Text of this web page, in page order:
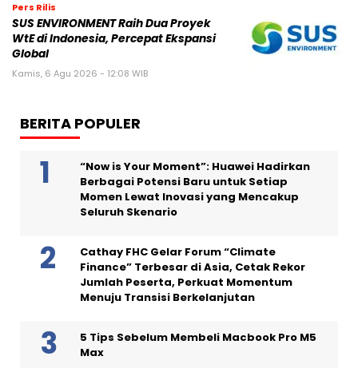
Pers Rilis
SUS ENVIRONMENT Raih Dua Proyek
WtE di Indonesia, Percepat Ekspansi
Global
Kamis, 6 Agu 2026 - 12:08 WIB
BERITA POPULER
“Now is Your Moment”: Huawei Hadirkan
Berbagai Potensi Baru untuk Setiap
Momen Lewat Inovasi yang Mencakup
Seluruh Skenario
Cathay FHC Gelar Forum “Climate
Finance” Terbesar di Asia, Cetak Rekor
Jumlah Peserta, Perkuat Momentum
Menuju Transisi Berkelanjutan
5 Tips Sebelum Membeli Macbook Pro M5
Max